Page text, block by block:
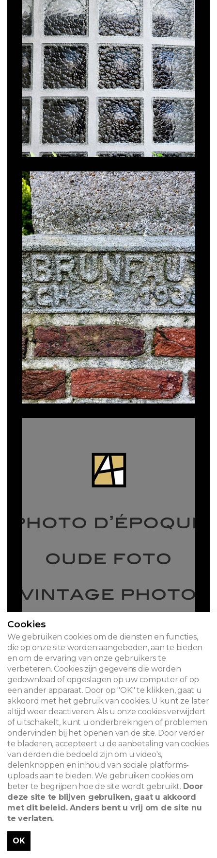
Cookies
We gebruiken cookies om de diensten en functies,
die op onze site worden aangeboden, aan te bieden
en om de ervaring van onze gebruikers te
verbeteren. Cookies zijn gegevens die worden
gedownload of opgeslagen op uw computer of op
een ander apparaat. Door op "OK" te klikken, gaat u
akkoord met het gebruik van cookies. U kunt ze later
altijd weer deactiveren. Als u onze cookies verwijdert
of uitschakelt, kunt u onderbrekingen of problemen
ondervinden bij het openen van de site. Door verder
te bladeren, accepteert u de aanbetaling van cookies
van derden die bedoeld zijn om u video's,
delenknoppen en inhoud van sociale platforms-
uploads aan te bieden. We gebruiken cookies om
beter te begrijpen hoe de site wordt gebruikt. Door
deze site te blijven gebruiken, gaat u akkoord
met dit beleid. Anders bent u vrij om de site nu
te verlaten.
OK